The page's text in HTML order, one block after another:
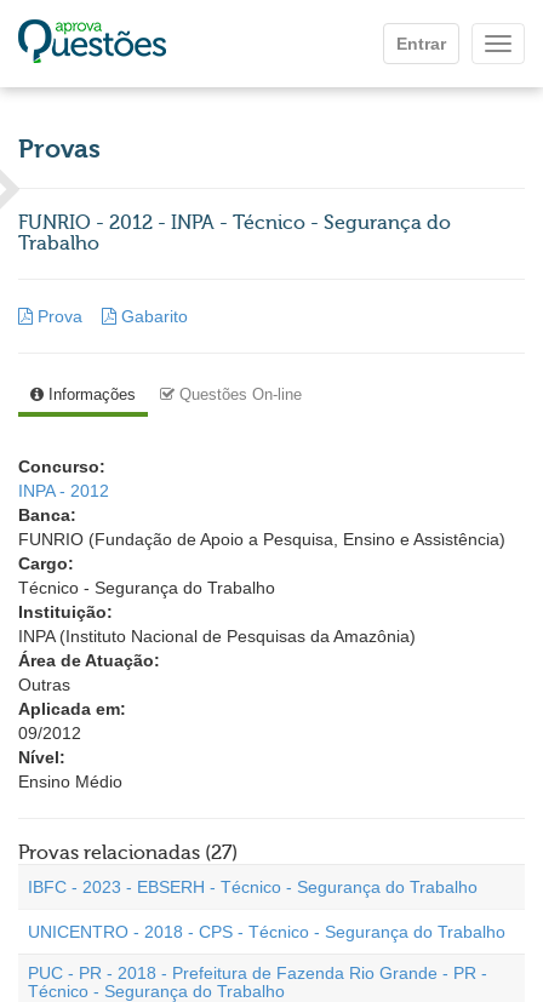
Entrar
Provas
FUNRIO - 2012 - INPA - Técnico - Segurança do
Trabalho
Prova Gabarito
Informações Questões On-line
Concurso:
INPA - 2012
Banca:
FUNRIO (Fundação de Apoio a Pesquisa, Ensino e Assistência)
Cargo:
Técnico - Segurança do Trabalho
Instituição:
INPA (Instituto Nacional de Pesquisas da Amazônia)
Área de Atuação:
Outras
Aplicada em:
09/2012
Nível:
Ensino Médio
Provas relacionadas (27)
IBFC - 2023 - EBSERH - Técnico - Segurança do Trabalho
UNICENTRO - 2018 - CPS - Técnico - Segurança do Trabalho
PUC - PR - 2018 - Prefeitura de Fazenda Rio Grande - PR -
Técnico - Segurança do Trabalho